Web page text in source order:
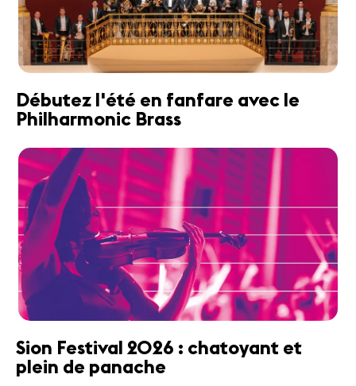
Débutez l'été en fanfare avec le
Philharmonic Brass
Sion Festival 2026 : chatoyant et
plein de panache